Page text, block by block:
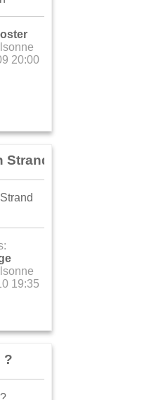
20:00
zum Abend
19:35
?